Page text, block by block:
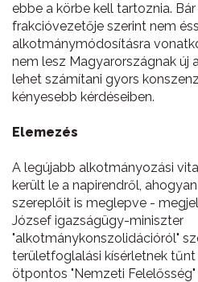
ebbe a körbe kell tartoznia.
frakcióvezetője szerint nem
alkotmánymódosításra
nem lesz Magyarországnak új
lehet számítani gyors
kényesebb kérdéseiben.
Elemezés
A legújabb alkotmányozási
került le a napirendről,
szereplőit is meglepve -
József igazságügy-miniszter
"alkotmánykonszolidációról"
területfoglalási kísérletnek tűnt
ötpontos "Nemzeti